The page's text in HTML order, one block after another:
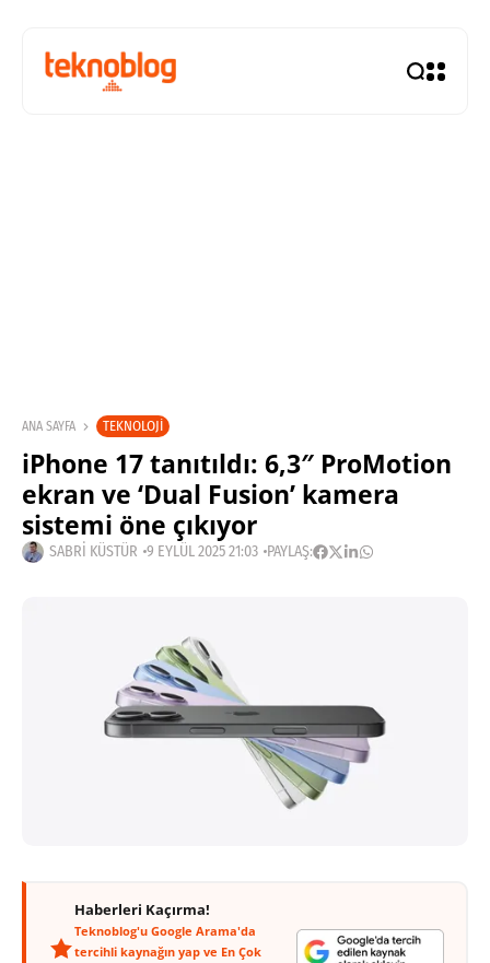
ANA SAYFA TEKNOLOJI
iPhone 17 tanıtıldı: 6,3″ ProMotion
ekran ve ‘Dual Fusion’ kamera
sistemi öne çıkıyor
SABRI KÜSTÜR 9 EYLÜL 2025 21:03 PAYLAŞ:
Haberleri Kaçırma!
Teknoblog'u Google Arama'da
tercihli kaynağın yap ve En Çok